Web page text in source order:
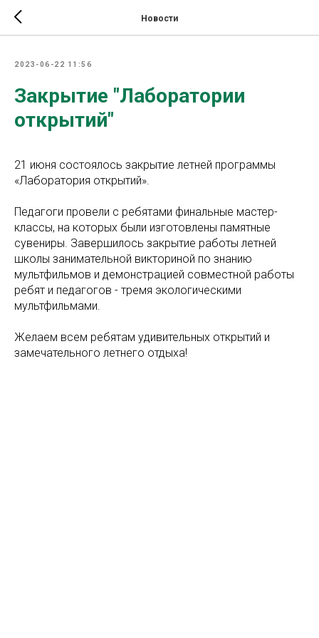
Новости
2023-06-22 11:56
Закрытие "Лаборатории
открытий"
21 июня состоялось закрытие летней программы
«Лаборатория открытий».
Педагоги провели с ребятами финальные мастер-
классы, на которых были изготовлены памятные
сувениры. Завершилось закрытие работы летней
школы занимательной викториной по знанию
мультфильмов и демонстрацией совместной работы
ребят и педагогов - тремя экологическими
мультфильмами.
Желаем всем ребятам удивительных открытий и
замечательного летнего отдыха!